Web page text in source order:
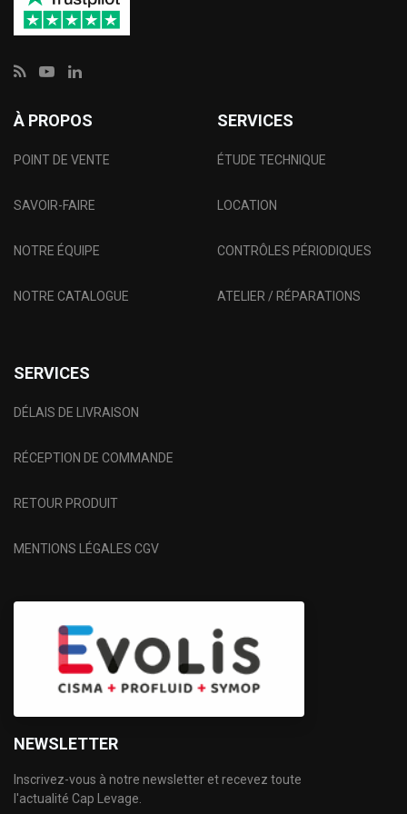
À PROPOS
POINT DE VENTE
SAVOIR-FAIRE
NOTRE ÉQUIPE
NOTRE CATALOGUE
SERVICES
ÉTUDE TECHNIQUE
LOCATION
CONTRÔLES PÉRIODIQUES
ATELIER / RÉPARATIONS
SERVICES
DÉLAIS DE LIVRAISON
RÉCEPTION DE COMMANDE
RETOUR PRODUIT
MENTIONS LÉGALES CGV
NEWSLETTER
Inscrivez-vous à notre newsletter et recevez toute
l'actualité Cap Levage.